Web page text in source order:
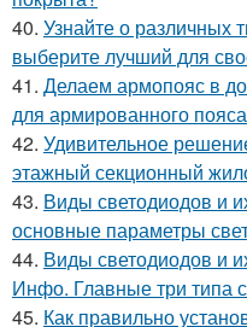
40. Узнайте о различных
выберите лучший для
41. Делаем армопояс в
для армированного
42. Удивительное
этажный секционный
43. Виды светодиодов и
основные параметры
44. Виды светодиодов и
Инфо. Главные три типа
45. Как правильно